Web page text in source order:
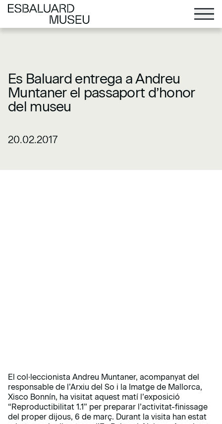
Es Baluard entrega a Andreu
Muntaner el passaport d’honor
del museu
20.02.2017
El col·leccionista Andreu Muntaner, acompanyat del
responsable de l’Arxiu del So i la Imatge de Mallorca,
Xisco Bonnín, ha visitat aquest matí l’exposició
“Reproductibilitat 1.1” per preparar l’activitat-finissage
del proper dijous, 6 de març. Durant la visita han estat